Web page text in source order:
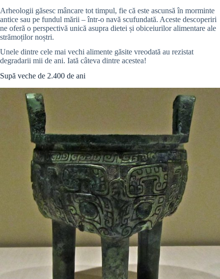
Arheologii găsesc mâncare tot timpul, fie că este ascunsă în morminte
antice sau pe fundul mării – într-o navă scufundată. Aceste descoperiri
ne oferă o perspectivă unică asupra dietei și obiceiurilor alimentare ale
strămoților noștri.
Unele dintre cele mai vechi alimente găsite vreodată au rezistat
degradarii mii de ani. Iată câteva dintre acestea!
Supă veche de 2.400 de ani